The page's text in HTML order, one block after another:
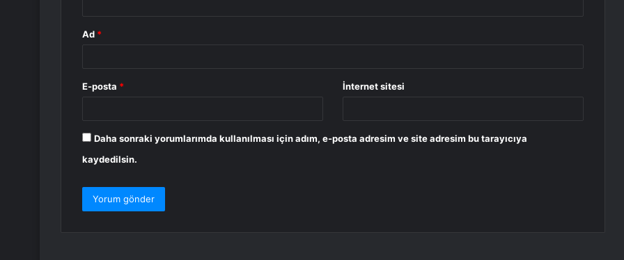
Ad *
E-posta * İnternet sitesi
Daha sonraki yorumlarımda kullanılması için adım, e-posta adresim ve site adresim bu tarayıcıya
kaydedilsin.